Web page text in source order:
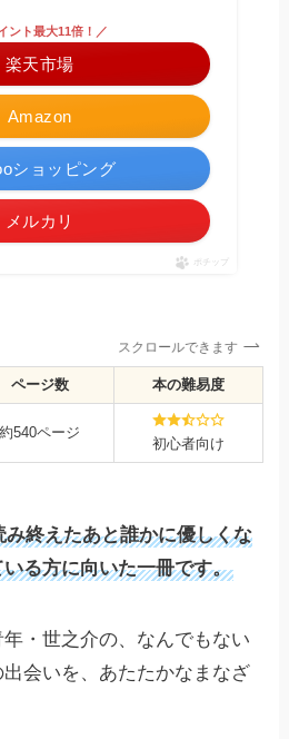
Amazon
ント最大11倍！／
楽天市場
ショッピング
メルカリ
ポチップ
スクロールできます
ページ数 本の難易度
約540ページ
初心者向け
終えたあと誰かに優しくな
る方に向いた一冊です。
・世之介の、なんでもない
会いを、あたたかなまなざ